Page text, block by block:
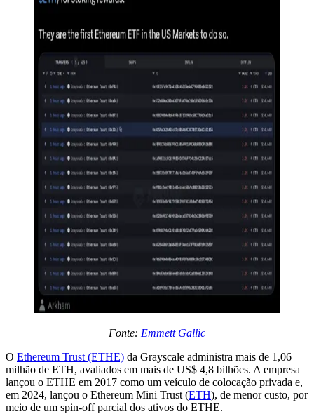
Fonte: Emmett Gallic
O Ethereum Trust (ETHE) da Grayscale administra mais de 1,06
milhão de ETH, avaliados em mais de US$ 4,8 bilhões. A empresa
lançou o ETHE em 2017 como um veículo de colocação privada e,
em 2024, lançou o Ethereum Mini Trust (ETH), de menor custo, por
meio de um spin-off parcial dos ativos do ETHE.